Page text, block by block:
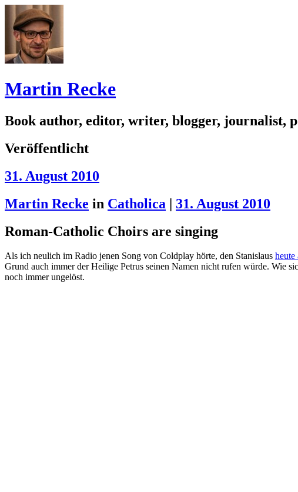
Martin Recke
Book author, editor, writer, blogger, journalist,
Veröffentlicht
31. August 2010
Martin Recke in Catholica | 31. August 2010
Roman-Catholic Choirs are singing
Als ich neulich im Radio jenen Song von Coldplay hörte, den Stanislaus heute
Grund auch immer der Heilige Petrus seinen Namen nicht rufen würde. Wie
noch immer ungelöst.